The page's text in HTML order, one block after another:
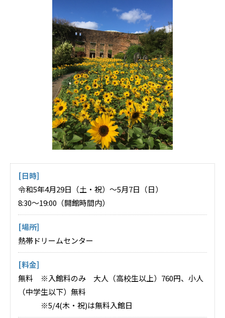
[日時]
令和5年4月29日（土・祝）～5月7日（日）
8:30～19:00（開館時間内）
[場所]
熱帯ドリームセンター
[料金]
無料 ※入館料のみ 大人（高校生以上）760円、小人
（中学生以下）無料
※5/4(木・祝)は無料入館日